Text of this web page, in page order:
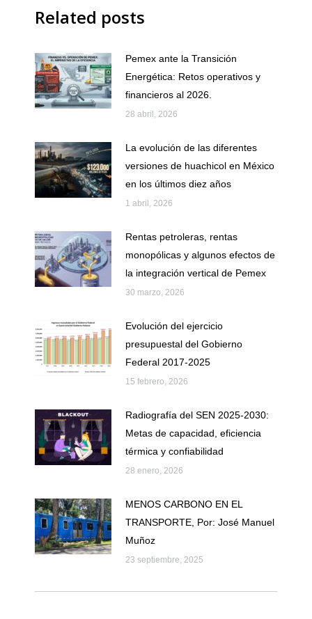
Related posts
Pemex ante la Transición
Energética: Retos operativos y
financieros al 2026.
28 abril, 2026
La evolución de las diferentes
versiones de huachicol en México
en los últimos diez años
1 abril, 2026
Rentas petroleras, rentas
monopólicas y algunos efectos de
la integración vertical de Pemex
30 marzo, 2026
Evolución del ejercicio
presupuestal del Gobierno
Federal 2017-2025
15 febrero, 2026
Radiografía del SEN 2025-2030:
Metas de capacidad, eficiencia
térmica y confiabilidad
28 enero, 2026
MENOS CARBONO EN EL
TRANSPORTE, Por: José Manuel
Muñoz
23 septiembre, 2025